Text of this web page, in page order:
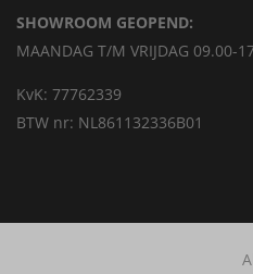
SHOWROOM GEOPEND:
MAANDAG T/M VRIJDAG 09.00-
KvK: 77762339
BTW nr: NL861132336B01